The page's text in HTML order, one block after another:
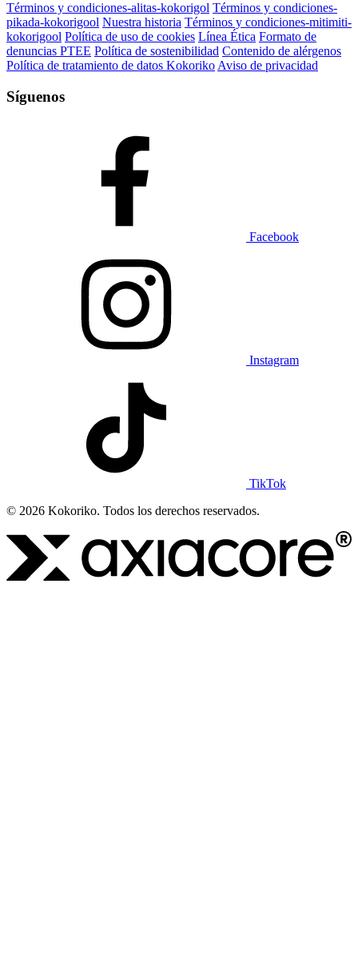
Términos y condiciones-alitas-kokorigol Términos y condiciones-
pikada-kokorigool Nuestra historia Términos y condiciones-mitimiti-
kokorigool Política de uso de cookies Línea Ética Formato de
denuncias PTEE Política de sostenibilidad Contenido de alérgenos
Política de tratamiento de datos Kokoriko Aviso de privacidad
Síguenos
Facebook
Instagram
TikTok
© 2026 Kokoriko. Todos los derechos reservados.